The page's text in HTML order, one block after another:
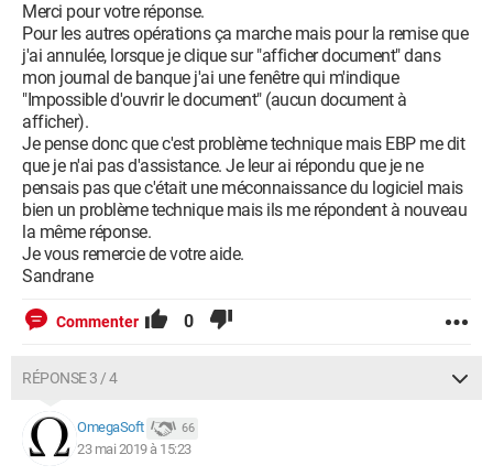
Merci pour votre réponse.
Pour les autres opérations ça marche mais pour la remise que
j'ai annulée, lorsque je clique sur "afficher document" dans
mon journal de banque j'ai une fenêtre qui m'indique
"Impossible d'ouvrir le document" (aucun document à
afficher).
Je pense donc que c'est problème technique mais EBP me dit
que je n'ai pas d'assistance. Je leur ai répondu que je ne
pensais pas que c'était une méconnaissance du logiciel mais
bien un problème technique mais ils me répondent à nouveau
la même réponse.
Je vous remercie de votre aide.
Sandrane
Commenter 0
RÉPONSE 3 / 4
OmegaSoft 66
23 mai 2019 à 15:23